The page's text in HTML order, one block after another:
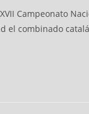
Campeonato
combinado